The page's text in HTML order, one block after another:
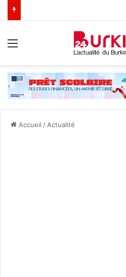
Accueil / Actualité